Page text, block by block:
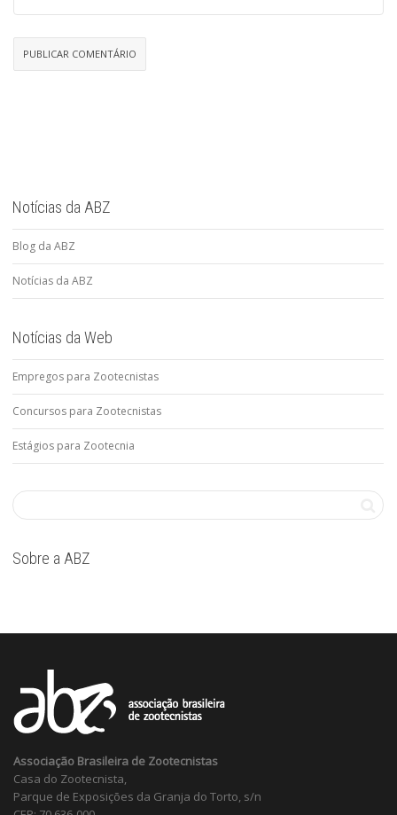
Notícias da ABZ
Blog da ABZ
Notícias da ABZ
Notícias da Web
Empregos para Zootecnistas
Concursos para Zootecnistas
Estágios para Zootecnia
Sobre a ABZ
Associação Brasileira de Zootecnistas
Casa do Zootecnista,
Parque de Exposições da Granja do Torto, s/n